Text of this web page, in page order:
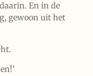
En in de
gewoon uit het